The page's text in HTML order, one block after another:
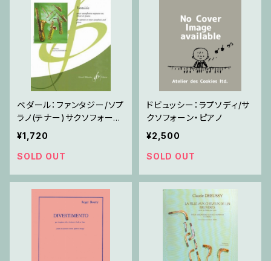
ベダール：ファンタジー/ソプ
ラノ(テナー)サクソフォー
ン・ピアノ
¥1,720
SOLD OUT
ドビュッシー：ラプソディ/サ
クソフォーン・ピアノ
¥2,500
SOLD OUT